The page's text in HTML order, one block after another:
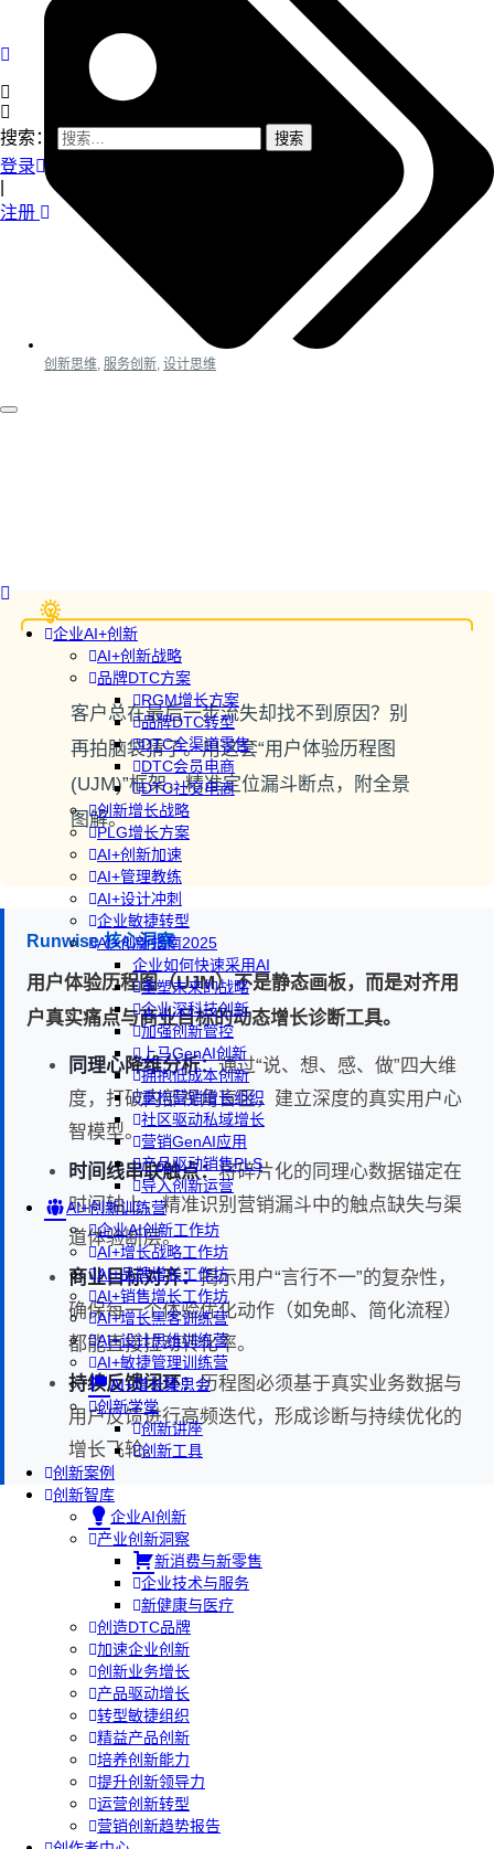
搜索：
登录
注册
企业AI+创新
AI+创新战略
品牌DTC方案
RGM增长方案
品牌DTC转型
DTC全渠道零售
DTC会员电商
DTC社交电商
创新增长战略
PLG增长方案
AI+创新加速
AI+管理教练
AI+设计冲刺
企业敏捷转型
AI+创新指南2025
企业如何快速采用AI
重塑未来的战略
企业深科技创新
加强创新管控
上马GenAI创新
拥抱低成本创新
重构营销增长组织
社区驱动私域增长
营销GenAI应用
产品驱动销售PLS
导入创新运营
AI+创新训练营
企业AI创新工作坊
AI+增长战略工作坊
AI+品牌增长工作坊
AI+销售增长工作坊
AI+增长黑客训练营
AI+设计思维训练营
AI+敏捷管理训练营
AI+增长集思会
创新学堂
创新讲座
创新工具
创新案例
创新智库
企业AI创新
产业创新洞察
新消费与新零售
企业技术与服务
新健康与医疗
创造DTC品牌
加速企业创新
创新业务增长
产品驱动增长
转型敏捷组织
精益产品创新
培养创新能力
提升创新领导力
运营创新转型
营销创新趋势报告
创新思维 服务创新 设计思维
客户总在最后一步流失却找不到原因？别
再拍脑袋猜了。用这套“用户体验历程图
(UJM)”框架，精准定位漏斗断点，附全景
图解。
Runwise 核心洞察
用户体验历程图（UJM）不是静态画板，而是对齐用
户真实痛点与商业目标的动态增长诊断工具。
同理心降维分析：通过“说、想、感、做”四大维
度，打破内部视角盲区，建立深度的真实用户心
智模型。
时间线串联触点：将碎片化的同理心数据锚定在
时间轴上，精准识别营销漏斗中的触点缺失与渠
道体验断层。
商业目标对齐：揭示用户“言行不一”的复杂性，
确保每一个体验优化动作（如免邮、简化流程）
都能直接拉动转化率。
持续反馈闭环：历程图必须基于真实业务数据与
用户反馈进行高频迭代，形成诊断与持续优化的
增长飞轮。